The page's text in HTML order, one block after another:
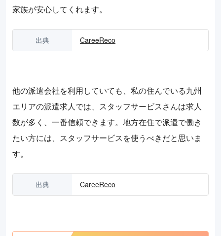
家族が安心してくれます。
出典 CareeReco
他の派遣会社を利用していても、私の住んでいる九州
エリアの派遣求人では、スタッフサービスさんは求人
数が多く、一番信頼できます。地方在住で派遣で働き
たい方には、スタッフサービスを使うべきだと思いま
す。
出典 CareeReco